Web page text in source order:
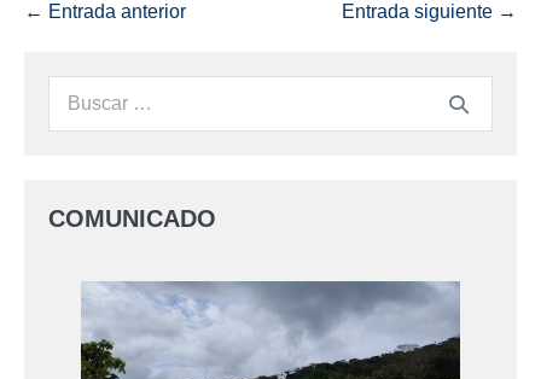
← Entrada anterior Entrada siguiente →
COMUNICADO